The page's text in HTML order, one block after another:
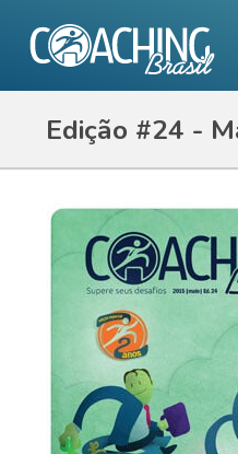
Edição #24 -